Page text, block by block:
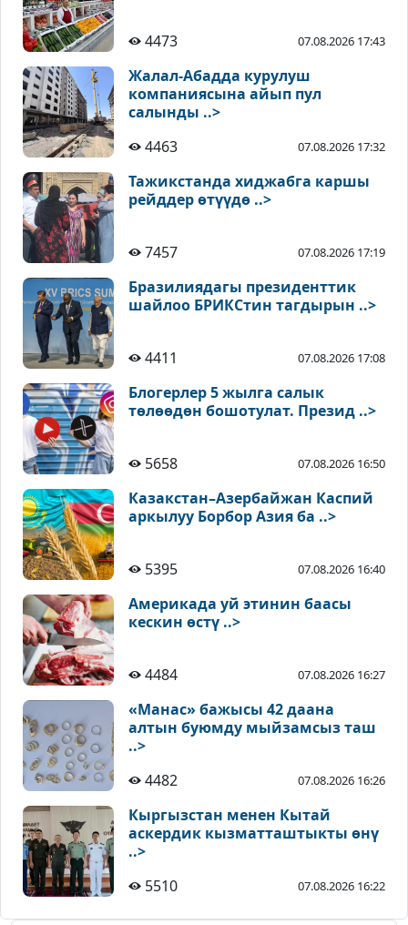
4473 07.08.2026 17:43
Жалал-Абадда курулуш
компаниясына айып пул
салынды ..>
4463
07.08.2026 17:32
Тажикстанда хиджабга каршы
рейддер өтүүдө ..>
7457 07.08.2026 17:19
Бразилиядагы президенттик
шайлоо БРИКСтин тагдырын ..>
4411 07.08.2026 17:08
Блогерлер 5 жылга салык
төлөөдөн бошотулат. Презид ..>
5658 07.08.2026 16:50
Казакстан–Азербайжан Каспий
аркылуу Борбор Азия ба ..>
5395 07.08.2026 16:40
Америкада уй этинин баасы
кескин өстү ..>
4484 07.08.2026 16:27
«Манас» бажысы 42 даана
алтын буюмду мыйзамсыз таш
..>
4482
07.08.2026 16:26
Кыргызстан менен Кытай
аскердик кызматташтыкты өнү
..>
5510
07.08.2026 16:22